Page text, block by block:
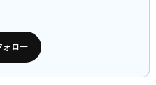
ォロー